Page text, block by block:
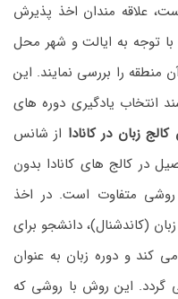
علاقه مندان اخذ پذیرش
با توجه به ایالت و شهر محل
منطقه را بررسی نمایند. این
انتخاب یادگیری دوره های
زبان در کانادا از شانس
در کالج های کانادا بدون
متفاوت است. در اخذ
(کاندشنال)، دانشجو برای
کند و دوره زبان به عنوان
گردد. این روش با روشی که